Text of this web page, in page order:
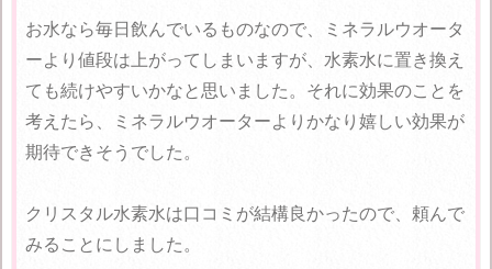
お水なら毎日飲んでいるものなので、ミネラルウオータ
ーより値段は上がってしまいますが、水素水に置き換え
ても続けやすいかなと思いました。それに効果のことを
考えたら、ミネラルウオーターよりかなり嬉しい効果が
期待できそうでした。
クリスタル水素水は口コミが結構良かったので、頼んで
みることにしました。